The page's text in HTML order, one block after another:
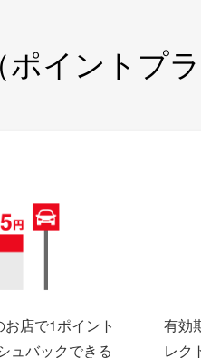
イントプラ
お店で1ポイント
ュバックできる
有効
レク